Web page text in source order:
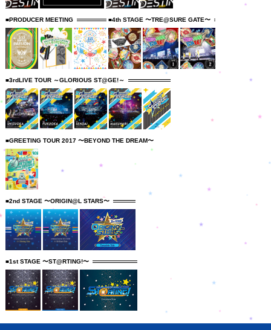
■PRODUCER MEETING ■4th STAGE 〜TRE@SURE GATE〜
■3rdLIVE TOUR ～GLORIOUS ST@GE!～
■GREETING TOUR 2017 〜BEYOND THE DREAM〜
■2nd STAGE 〜ORIGIN@L STARS〜
■1st STAGE 〜ST@RTING!〜